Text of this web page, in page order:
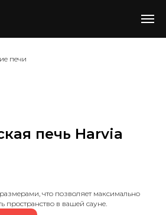
печи
печь Harvia
что позволяет максимально
пространство в вашей сауне.